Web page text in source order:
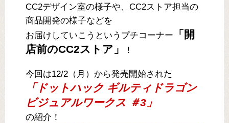
CC2デザイン室の様子や、CC2ストア担当の
商品開発の様子などを
お届けしていこうというプチコーナー
「開
店前のCC2ストア」
！
今回は12/2（月）から発売開始された
「ドットハック ギルティドラゴン
ビジュアルワークス ＃3」
の紹介！